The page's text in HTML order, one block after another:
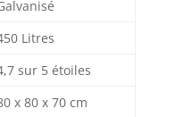
Litres
sur 5 étoiles
x 80 x 70 cm